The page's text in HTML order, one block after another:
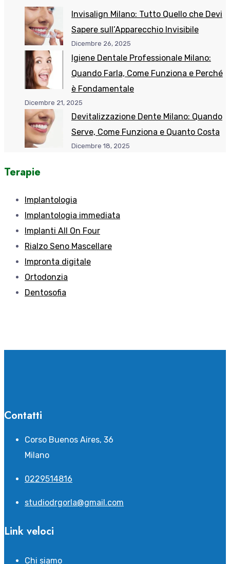
Invisalign Milano: Tutto Quello che Devi
Sapere sull’Apparecchio Invisibile
Dicembre 26, 2025
Igiene Dentale Professionale Milano:
Quando Farla, Come Funziona e Perché
è Fondamentale
Dicembre 21, 2025
Devitalizzazione Dente Milano: Quando
Serve, Come Funziona e Quanto Costa
Dicembre 18, 2025
Terapie
Implantologia
Implantologia immediata
Implanti All On Four
Rialzo Seno Mascellare
Impronta digitale
Ortodonzia
Dentosofia
Contatti
Corso Buenos Aires, 36
Milano
0229514816
studiodrgorla@gmail.com
Link veloci
Chi siamo